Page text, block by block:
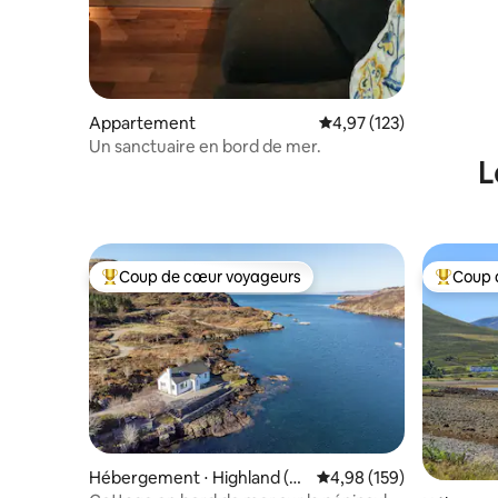
Appartement Évaluation moyenne
4,97 (123)
Un sanctuaire en bord de mer.
Coups de cœur voyageurs les plus appréciés
Coup de cœur voyageurs
Hébergement ⋅ Highland (co
Évaluation moyenne
4,98 (159)
Coups
Coup